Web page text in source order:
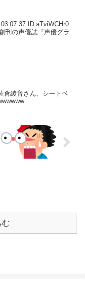
倉綾音さん、シートベ
む